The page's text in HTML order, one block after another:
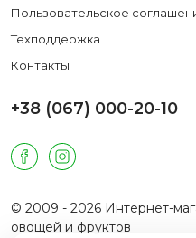
Пользовательское
Техподдержка
Контакты
+38 (067) 000-20-10
© 2009 - 2026 Интернет-
овощей и фруктов